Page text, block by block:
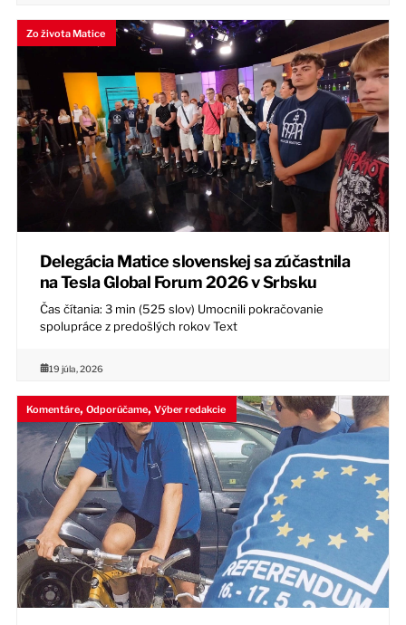
Zo života Matice
Delegácia Matice slovenskej sa zúčastnila
na Tesla Global Forum 2026 v Srbsku
Čas čítania: 3 min (525 slov) Umocnili pokračovanie
spolupráce z predošlých rokov Text
19 júla, 2026
Komentáre, Odporúčame, Výber redakcie